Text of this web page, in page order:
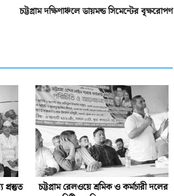
চট্টগ্রাম দক্ষিণাঞ্চলে ডায়মন্ড সিমেন্টের বৃক্ষরোপণ
চট্টগ্রাম রেলওয়ে শ্রমিক ও কর্মচারী দলের